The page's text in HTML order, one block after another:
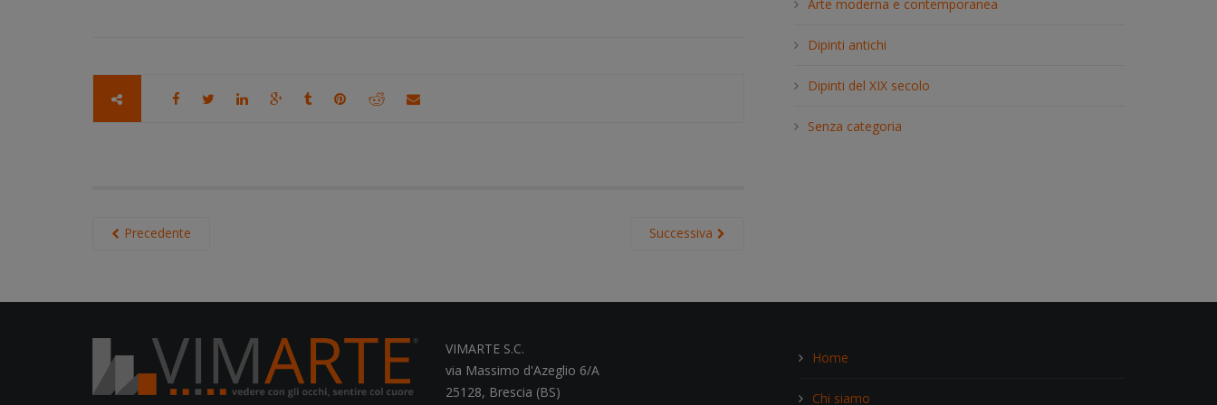
Successiva
Precedente
h
Arte moderna e contemporanea
Dipinti antichi
Dipinti del XIX secolo
Senza categoria
VIMARTE S.C.
via Massimo d'Azeglio 6/A
25128, Brescia (BS)
Home
Chi siamo